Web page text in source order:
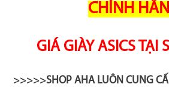
CHÍNH
GIÁ GIÀY ASICS TẠI
>>>>>SHOP AHA LUÔN CUNG